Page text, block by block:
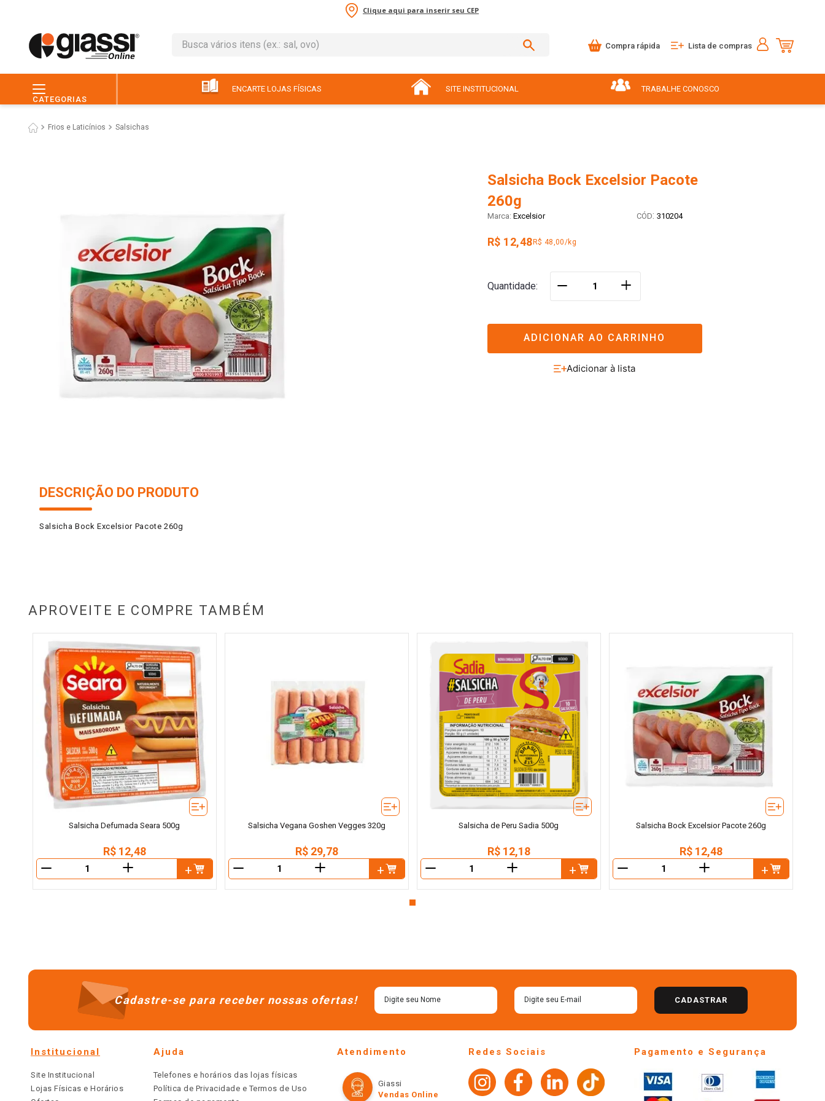
Clique aqui para inserir seu CEP
Busca vários itens (ex.: sal, ovo)
Compra rápida Lista de compras
CATEGORIAS
ENCARTE LOJAS FÍSICAS SITE INSTITUCIONAL TRABALHE CONOSCO
Frios e Laticínios Salsichas
Salsicha Bock Excelsior Pacote
260g
Excelsior : 310204
R$ 12,48R$ 48,00/kg
Quantidade ＋
ADICIONAR AO CARRINHO
DESCRIÇÃO DO PRODUTO
Salsicha Bock Excelsior Pacote 260g
APROVEITE E COMPRE TAMBÉM
Salsicha Defumada Seara 500g
R$ 12,48
＋
Salsicha Vegana Goshen Vegges 320g
R$ 29,78
＋
Salsicha de Peru Sadia 500g
R$ 12,18
＋
Salsicha Bock Excelsior Pacote 260g
R$ 12,48
＋
Cadastre-se para receber nossas ofertas! CADASTRAR
Institucional
Site Institucional
Lojas Físicas e Horários
Ajuda
Telefones e horários das lojas físicas
Política de Privacidade e Termos de Uso
Atendimento
Giassi
Vendas Online
Redes Sociais Pagamento e Segurança
leite
iogurte
9º ovo
10º arroz